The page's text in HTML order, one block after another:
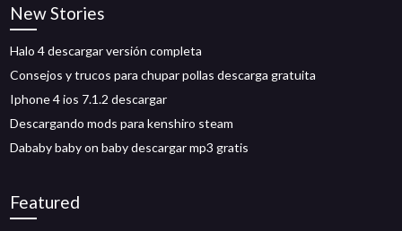
New Stories
Halo 4 descargar versión completa
Consejos y trucos para chupar pollas descarga gratuita
Iphone 4 ios 7.1.2 descargar
Descargando mods para kenshiro steam
Dababy baby on baby descargar mp3 gratis
Featured